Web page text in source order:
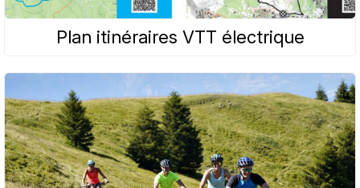
Plan itinéraires VTT électrique